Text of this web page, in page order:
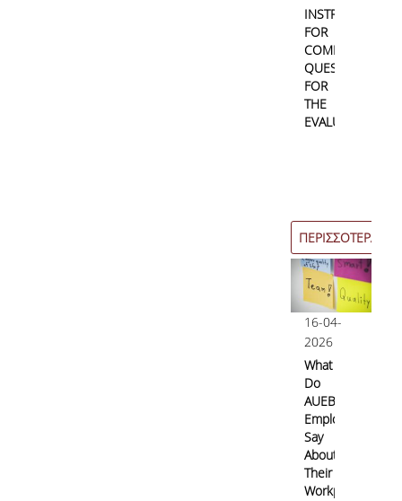
INSTRUCTIONS
FOR
COMPLETING
FOR
THE
EVALUATION
ΠΕΡΙΣΣΟΤΕΡΑ
16-04-
2026
What
Do
AUEB
Employees
Say
About
Their
Workplace?